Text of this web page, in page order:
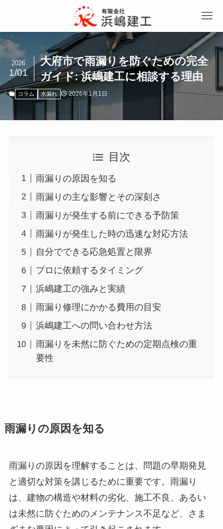
大府市で雨漏りを防ぐための完全
ガイド: 浜嶋建工に相談する理由
2026
1/01
コラム 水漏れ 2026年1月1日
目次
雨漏りの原因を知る
雨漏りの主な影響とその深刻さ
雨漏りが発生する前にできる予防策
雨漏りが発生した時の迅速な対応方法
自分でできる応急処置と限界
プロに依頼するタイミング
浜嶋建工の強みと実績
雨漏り修理にかかる費用の目安
浜嶋建工への問い合わせ方法
雨漏りを未然に防ぐための定期点検の重
要性
雨漏りの原因を知る
雨漏りの原因を理解することは、問題の早期発見
と適切な対策を講じるために重要です。雨漏り
は、建物の構造や材料の劣化、施工不良、あるい
は未然に防ぐためのメンテナンス不足など、さま